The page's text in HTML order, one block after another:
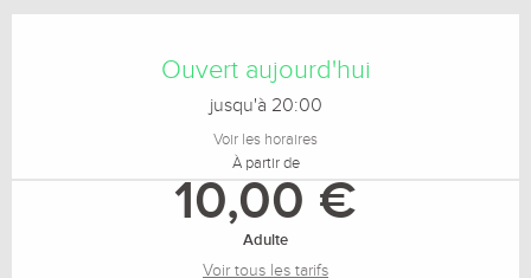
Ouvert aujourd'hui
jusqu'à 20:00
Voir les horaires
À partir de
10,00 €
Adulte
Voir tous les tarifs